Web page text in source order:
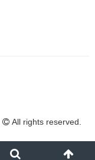
All rights reserved.